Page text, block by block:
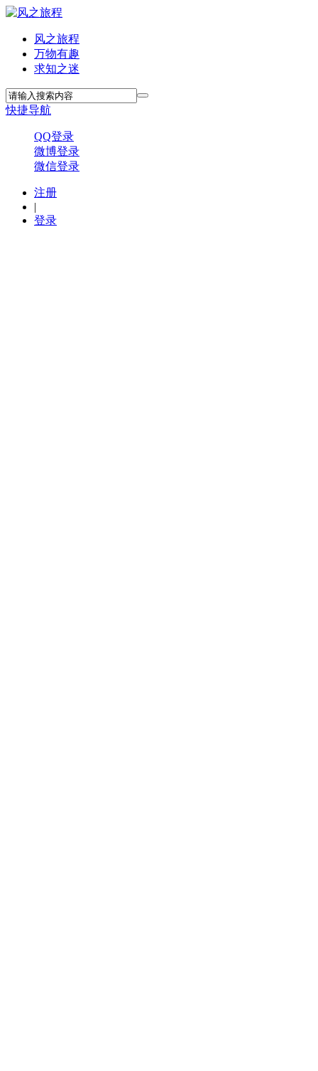
风之旅程
万物有趣
求知之迷
快捷导航
QQ登录
微博登录
微信登录
注册
|
登录